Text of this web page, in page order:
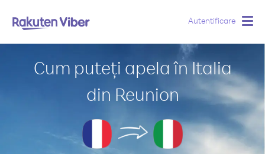
Autentificare
Cum puteți apela în Italia
din Reunion